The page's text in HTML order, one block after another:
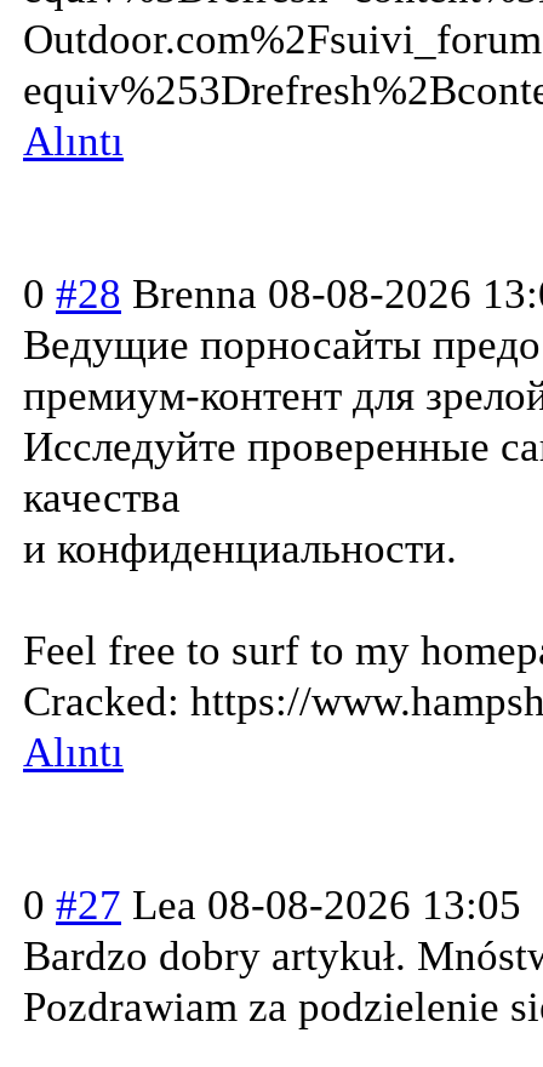
Alıntı
0 #28 Brenna 08-08-2026
Ведущие порносайты
премиум-контент для
Исследуйте проверенные
качества
и конфиденциальности.
Feel free to surf to my
Cracked: https://
Alıntı
0 #27 Lea 08-08-2026 13:05
Bardzo dobry artykuł.
Pozdrawiam za podzielenie